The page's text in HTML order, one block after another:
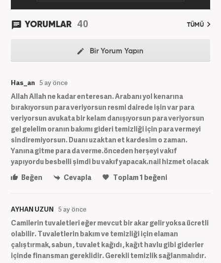
YORUMLAR 40 TÜMÜ
Bir Yorum Yapın
Has_an 5 ay önce
Allah Allah ne kadar enteresan. Arabanı yol kenarına
bırakıyorsun para veriyorsun resmi dairede işin var para
veriyorsun avukata bir kelam danışıyorsun para veriyorsun
gel gelelim oranın bakımı gideri temizliği için para vermeyi
sindiremiyorsun. Duanı uzaktan et kardesim o zaman.
Yanına gitme para da verme.önceden herşeyi vakıf
yapıyordu besbelli şimdi bu vakıf yapacak.nail hizmet olacak
Beğen
Cevapla Toplam1 beğeni
AYHAN UZUN 5 ay önce
Camilerin tuvaletleri eğer mevcut bir akar gelir yoksa ücretli
olabilir. Tuvaletlerin bakım ve temizliği için elaman
çalıştırmak, sabun , tuvalet kağıdı , kağıt havlu gibi giderler
içinde finansman gereklidir. Gerekli temizlik sağlanmalıdır.